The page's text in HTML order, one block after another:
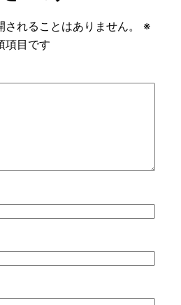
れることはありません。
※
項目です